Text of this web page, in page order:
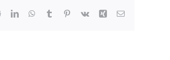
RedditLinkedInWhatsApp
Tumblr Pinterest
Vk Xing E-